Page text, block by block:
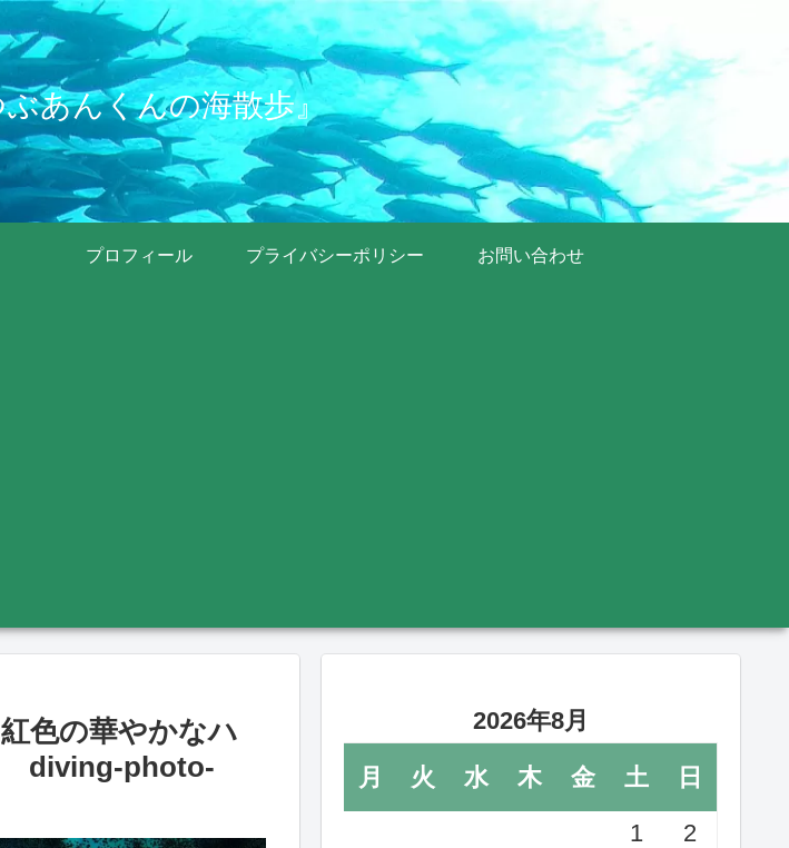
あんくんの海散歩』
プロフィール プライバシーポリシー お問い合わせ
色の華やかなハ
diving-photo‐
2026年8月
月 火 水 木 金 土
日
1
2